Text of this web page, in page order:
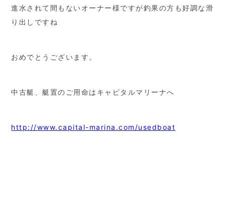
進水されて間もないオーナー様ですが釣果の方も好調な滑
り出しですね
おめでとうございます。
中古艇、艇置のご用命はキャピタルマリーナへ
http://www.capital-marina.com/usedboat